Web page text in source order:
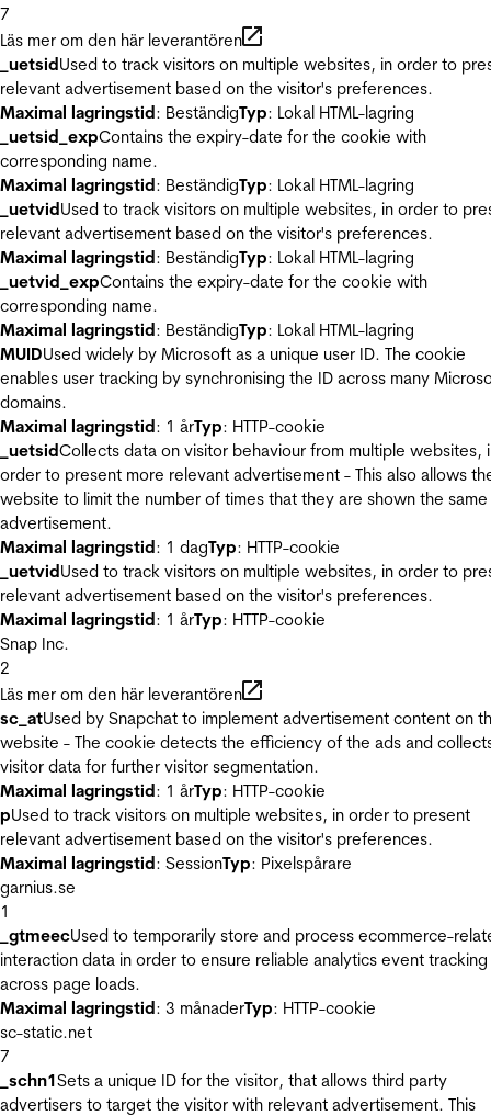
7
Läs mer om den här leverantören
_uetsidUsed to track visitors on multiple websites, in order to
relevant advertisement based on the visitor's preferences.
Maximal lagringstid: BeständigTyp: Lokal HTML-lagring
_uetsid_expContains the expiry-date for the cookie with
corresponding name.
Maximal lagringstid: BeständigTyp: Lokal HTML-lagring
_uetvidUsed to track visitors on multiple websites, in order to
relevant advertisement based on the visitor's preferences.
Maximal lagringstid: BeständigTyp: Lokal HTML-lagring
_uetvid_expContains the expiry-date for the cookie with
corresponding name.
Maximal lagringstid: BeständigTyp: Lokal HTML-lagring
MUIDUsed widely by Microsoft as a unique user ID. The cookie
enables user tracking by synchronising the ID across many
domains.
Maximal lagringstid: 1 årTyp: HTTP-cookie
_uetsidCollects data on visitor behaviour from multiple websites,
order to present more relevant advertisement - This also allows
website to limit the number of times that they are shown the same
advertisement.
Maximal lagringstid: 1 dagTyp: HTTP-cookie
_uetvidUsed to track visitors on multiple websites, in order to
relevant advertisement based on the visitor's preferences.
Maximal lagringstid: 1 årTyp: HTTP-cookie
Snap Inc.
2
Läs mer om den här leverantören
sc_atUsed by Snapchat to implement advertisement content on
website - The cookie detects the efficiency of the ads and
visitor data for further visitor segmentation.
Maximal lagringstid: 1 årTyp: HTTP-cookie
pUsed to track visitors on multiple websites, in order to present
relevant advertisement based on the visitor's preferences.
Maximal lagringstid: SessionTyp: Pixelspårare
garnius.se
1
_gtmeecUsed to temporarily store and process ecommerce-
interaction data in order to ensure reliable analytics event tracking
across page loads.
Maximal lagringstid: 3 månaderTyp: HTTP-cookie
sc-static.net
7
_schn1Sets a unique ID for the visitor, that allows third party
advertisers to target the visitor with relevant advertisement. This